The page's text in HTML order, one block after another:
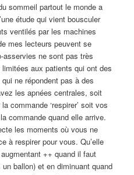
sommeil partout le monde a
étude qui vient bousculer
ventilés par les machines
mes lecteurs peuvent se
asservies ne sont pas très
aux patients qui ont des
ne répondent pas à des
les apnées centrales, soit
commande ‘respirer’ soit vos
commande quand elle arrive.
les moments où vous ne
à respirer pour vous. Qu’elle
++ quand il faut
ballon) et en diminuant quand